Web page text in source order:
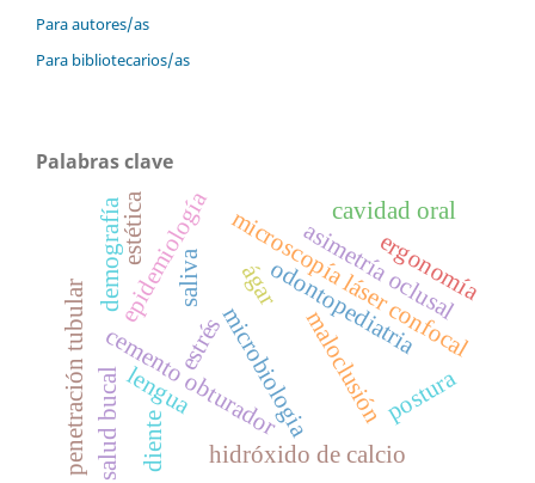
Para autores/as
Para bibliotecarios/as
Palabras clave
microbiologia
saliva ágarodontopediatria
hidróxido de calcio
cemento obturador
penetración tubular microscopía láser confocal
asimetría oclusal
epidemiología
maloclusión
cavidad oral
lengua
estrés
salud bucal
demografíaestética ergonomía
postura
diente